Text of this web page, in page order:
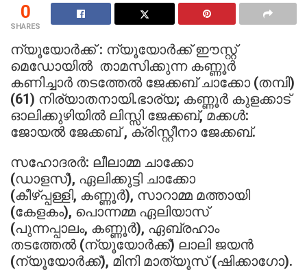
0
SHARES
ന്യൂയോർക്ക് : ന്യൂയോർക്ക് ഈസ്റ്റ്
മെഡോയിൽ താമസിക്കുന്ന കണ്ണൂർ
കണിച്ചാർ തടത്തേൽ ജേക്കബ് ചാക്കോ (തമ്പി)
(61) നിര്യാതനായി.ഭാര്യ; കണ്ണൂർ കുളക്കാട്
ഓലിക്കുഴിയിൽ ലിസ്സി ജേക്കബ്, മക്കൾ:
ജോയൽ ജേക്കബ് , ക്രിസ്റ്റീനാ ജേക്കബ്.
സഹോദരർ: ലീലാമ്മ ചാക്കോ
(ഡാളസ്), ഏലിക്കുട്ടി ചാക്കോ
(കീഴ്പ്പള്ളി, കണ്ണൂർ), സാറാമ്മ മത്തായി
(കേളകം), പൊന്നമ്മ ഏലിയാസ്
(പുന്നപ്പാലം, കണ്ണൂർ), ഏബ്രഹാം
തടത്തേൽ (ന്യൂയോർക്ക്) ലാലി ജയൻ
(ന്യൂയോർക്ക്), മിനി മാത്യൂസ് (ഷിക്കാഗോ).